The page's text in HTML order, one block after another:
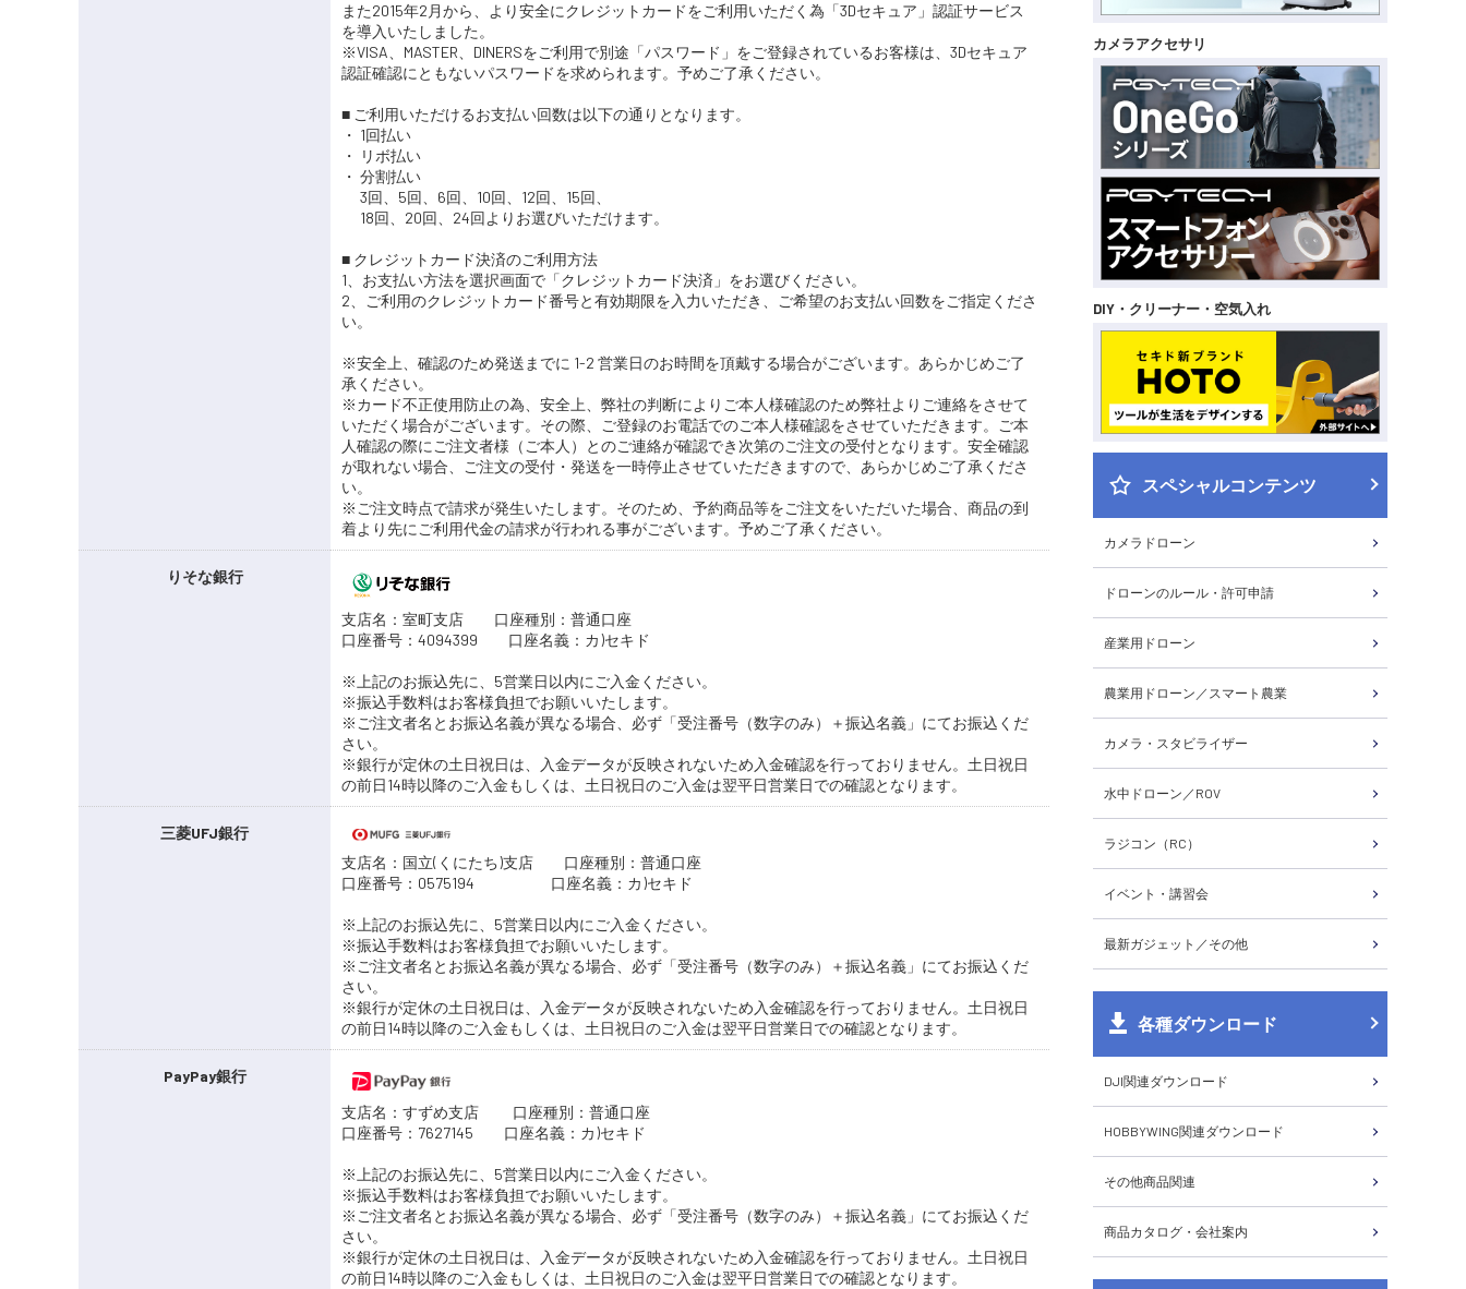
カメラアクセサリ
DIY・クリーナー・空気入れ
スペシャルコンテンツ
カメラドローン
ドローンのルール・許可申請
産業用ドローン
農業用ドローン／スマート農業
カメラ・スタビライザー
水中ドローン／ROV
ラジコン（RC）
イベント・講習会
最新ガジェット／その他
各種ダウンロード
DJI関連ダウンロード
HOBBYWING関連ダウンロード
その他商品関連
商品カタログ・会社案内
また2015年2月から、より安全にクレジットカードをご利用いただく為「3Dセキュア」認証サービス
を導入いたしました。
※VISA、MASTER、DINERSをご利用で別途「パスワード」をご登録されているお客様は、3Dセキュア
認証確認にともないパスワードを求められます。予めご了承ください。
■ ご利用いただけるお支払い回数は以下の通りとなります。
・ 1回払い
・ リボ払い
・ 分割払い
3回、5回、6回、10回、12回、15回、
18回、20回、24回よりお選びいただけます。
■ クレジットカード決済のご利用方法
1、お支払い方法を選択画面で「クレジットカード決済」をお選びください。
2、ご利用のクレジットカード番号と有効期限を入力いただき、ご希望のお支払い回数をご指定くださ
い。
※安全上、確認のため発送までに 1-2 営業日のお時間を頂戴する場合がございます。あらかじめご了
承ください。
※カード不正使用防止の為、安全上、弊社の判断によりご本人様確認のため弊社よりご連絡をさせて
いただく場合がございます。その際、ご登録のお電話でのご本人様確認をさせていただきます。ご本
人確認の際にご注文者様（ご本人）とのご連絡が確認でき次第のご注文の受付となります。安全確認
が取れない場合、ご注文の受付・発送を一時停止させていただきますので、あらかじめご了承くださ
い。
※ご注文時点で請求が発生いたします。そのため、予約商品等をご注文をいただいた場合、商品の到
着より先にご利用代金の請求が行われる事がございます。予めご了承ください。
りそな銀行
支店名：室町支店 口座種別：普通口座
口座番号：4094399 口座名義：カ)セキド
※上記のお振込先に、5営業日以内にご入金ください。
※振込手数料はお客様負担でお願いいたします。
※ご注文者名とお振込名義が異なる場合、必ず「受注番号（数字のみ）＋振込名義」にてお振込くだ
さい。
※銀行が定休の土日祝日は、入金データが反映されないため入金確認を行っておりません。土日祝日
の前日14時以降のご入金もしくは、土日祝日のご入金は翌平日営業日での確認となります。
三菱UFJ銀行
支店名：国立(くにたち)支店 口座種別：普通口座
口座番号：0575194 口座名義：カ)セキド
※上記のお振込先に、5営業日以内にご入金ください。
※振込手数料はお客様負担でお願いいたします。
※ご注文者名とお振込名義が異なる場合、必ず「受注番号（数字のみ）＋振込名義」にてお振込くだ
さい。
※銀行が定休の土日祝日は、入金データが反映されないため入金確認を行っておりません。土日祝日
の前日14時以降のご入金もしくは、土日祝日のご入金は翌平日営業日での確認となります。
PayPay銀行
支店名：すずめ支店 口座種別：普通口座
口座番号：7627145 口座名義：カ)セキド
※上記のお振込先に、5営業日以内にご入金ください。
※振込手数料はお客様負担でお願いいたします。
※ご注文者名とお振込名義が異なる場合、必ず「受注番号（数字のみ）＋振込名義」にてお振込くだ
さい。
※銀行が定休の土日祝日は、入金データが反映されないため入金確認を行っておりません。土日祝日
の前日14時以降のご入金もしくは、土日祝日のご入金は翌平日営業日での確認となります。